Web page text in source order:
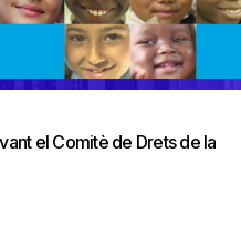
el Comitè de Drets de la